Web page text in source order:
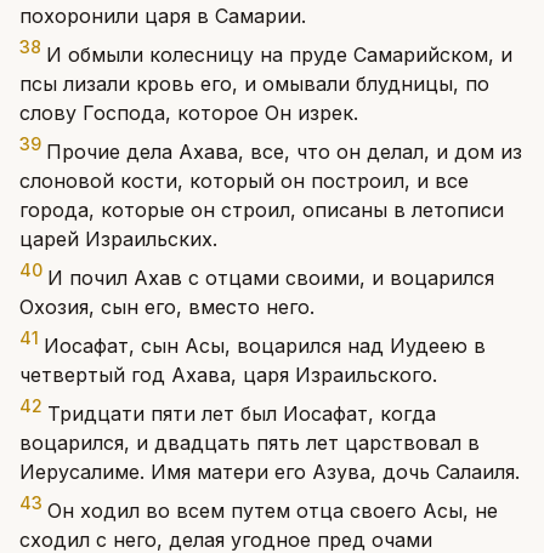
похоронили царя в Самарии.
38 И обмыли колесницу на пруде Самарийском, и
псы лизали кровь его, и омывали блудницы, по
слову Господа, которое Он изрек.
39 Прочие дела Ахава, все, что он делал, и дом из
слоновой кости, который он построил, и все
города, которые он строил, описаны в летописи
царей Израильских.
40 И почил Ахав с отцами своими, и воцарился
Охозия, сын его, вместо него.
41 Иосафат, сын Асы, воцарился над Иудеею в
четвертый год Ахава, царя Израильского.
42 Тридцати пяти лет был Иосафат, когда
воцарился, и двадцать пять лет царствовал в
Иерусалиме. Имя матери его Азува, дочь Салаиля.
43 Он ходил во всем путем отца своего Асы, не
сходил с него, делая угодное пред очами